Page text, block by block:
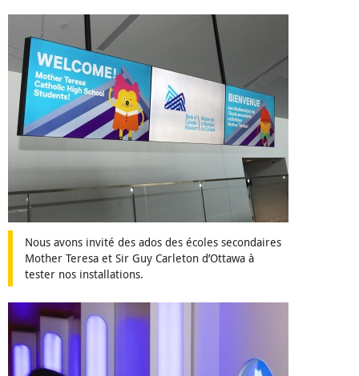
Nous avons invité des ados des écoles secondaires
Mother Teresa et Sir Guy Carleton d’Ottawa à
tester nos installations.